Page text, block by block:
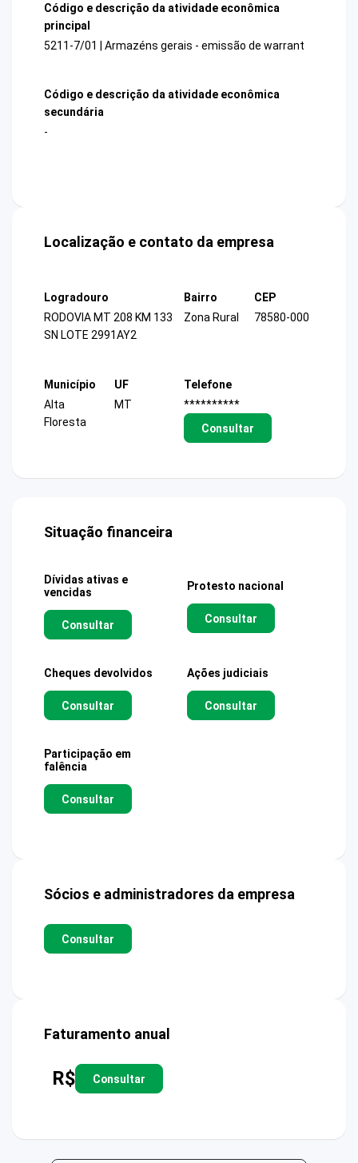
Código e descrição da atividade econômica
principal
5211-7/01 | Armazéns gerais - emissão de warrant
Código e descrição da atividade econômica
secundária
-
Localização e contato da empresa
Logradouro
RODOVIA MT 208 KM 133
SN LOTE 2991AY2
Bairro
Zona Rural
CEP
78580-000
Município
Alta
Floresta
UF
MT
Telefone
**********
Consultar
Situação financeira
Dívidas ativas e
vencidas
Consultar
Protesto nacional
Consultar
Cheques devolvidos
Consultar
Ações judiciais
Consultar
Participação em
falência
Consultar
Sócios e administradores da empresa
Consultar
Faturamento anual
R$ Consultar